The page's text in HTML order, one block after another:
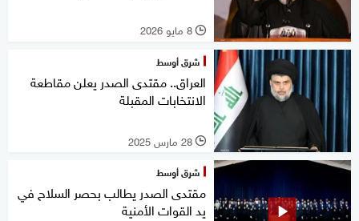
l 8 مايو 2026
شرق أوسط
العراق.. مقتدى الصدر يعلن مقاطعة
الانتخابات المقبلة
l 28 مارس 2025
شرق أوسط
مقتدى الصدر يطالب بحصر السلاح في
يد القوات الأمنية